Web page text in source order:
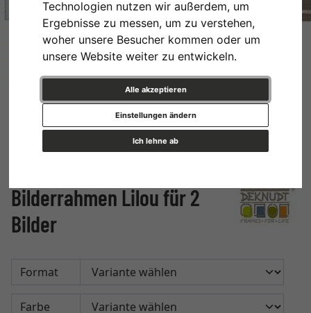
Technologien nutzen wir außerdem, um
Ergebnisse zu messen, um zu verstehen,
woher unsere Besucher kommen oder um
unsere Website weiter zu entwickeln.
Alle akzeptieren
Ich lehne ab
Einstellungen ändern
Bilderrahmen Lilou für 2
Bilder
Format
Farbe